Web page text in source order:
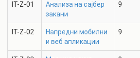
IT-Z-01
Анализа на сајбер
закани
9
IT-Z-02
Напредни мобилни
и веб апликации
9